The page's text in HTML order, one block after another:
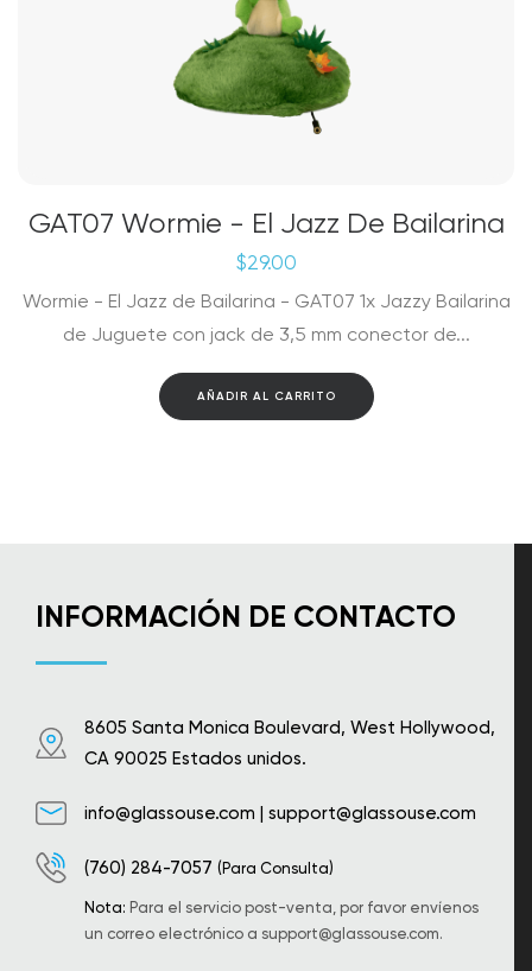
GAT07 Wormie - El Jazz De Bailarina
$29.00
Wormie - El Jazz de Bailarina - GAT07 1x Jazzy Bailarina
de Juguete con jack de 3,5 mm conector de...
AÑADIR AL CARRITO
INFORMACIÓN DE CONTACTO
8605 Santa Monica Boulevard, West Hollywood,
CA 90025 Estados unidos.
info@glassouse.com | support@glassouse.com
(760) 284-7057 (Para Consulta)
Nota: Para el servicio post-venta, por favor envíenos
un correo electrónico a support@glassouse.com.